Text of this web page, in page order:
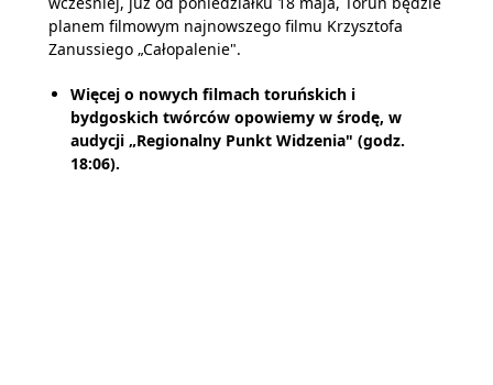
planem filmowym najnowszego filmu Krzysztofa
Zanussiego „Całopalenie".
Więcej o nowych filmach toruńskich i
bydgoskich twórców opowiemy w środę, w
audycji „Regionalny Punkt Widzenia" (godz.
18:06).